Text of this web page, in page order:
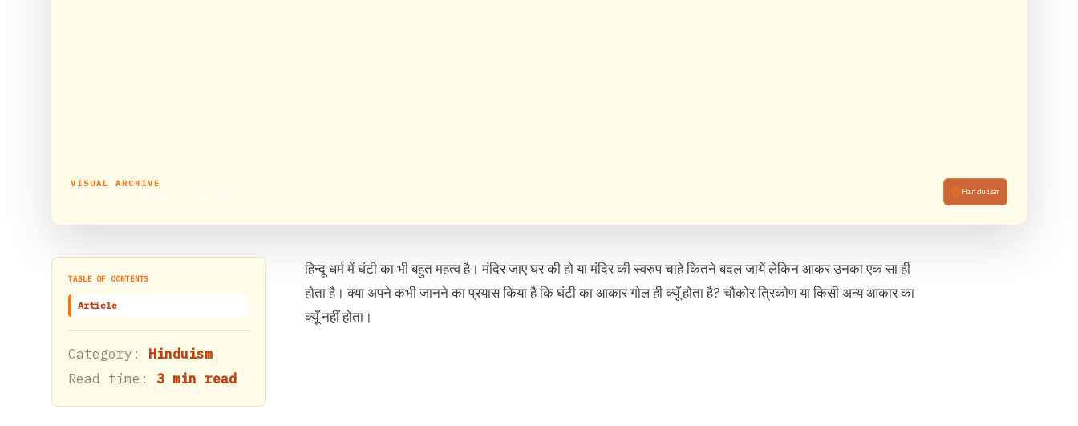
VISUAL ARCHIVE
Hinduism
TABLE OF CONTENTS
Article
Category: Hinduism
Read time: 3 min read
हिन्दू धर्म में घंटी का भी बहुत महत्व है। मंदिर जाए घर की हो या मंदिर की स्वरुप चाहे कितने बदल जायें लेकिन आकर उनका एक सा ही
होता है। क्या अपने कभी जानने का प्रयास किया है कि घंटी का आकार गोल ही क्यूँ होता है? चौकोर त्रिकोण या किसी अन्य आकार का
क्यूँ नहीं होता।